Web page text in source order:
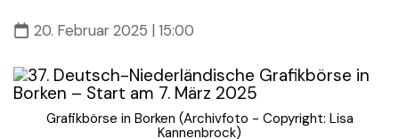
20. Februar 2025 | 15:00
Grafikbörse in Borken (Archivfoto - Copyright: Lisa
Kannenbrock)